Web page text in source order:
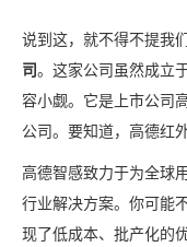
说到这，就不得不提
司。这家公司虽然成立
容小觑。它是上市公司
公司。要知道，高德红
高德智感致力于为全球
行业解决方案。你可能
现了低成本、批产化的